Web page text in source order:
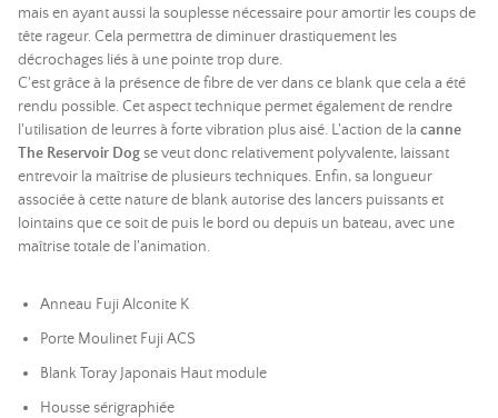
mais en ayant aussi la souplesse nécessaire pour amortir les coups de
tête rageur. Cela permettra de diminuer drastiquement les
décrochages liés à une pointe trop dure.
C'est grâce à la présence de fibre de ver dans ce blank que cela a été
rendu possible. Cet aspect technique permet également de rendre
l'utilisation de leurres à forte vibration plus aisé. L'action de la canne
The Reservoir Dogse veut donc relativement polyvalente, laissant
entrevoir la maîtrise de plusieurs techniques. Enfin, sa longueur
associée à cette nature de blank autorise des lancers puissants et
lointains que ce soit de puis le bord ou depuis un bateau, avec une
maîtrise totale de l'animation.
Anneau Fuji Alconite K
Porte Moulinet Fuji ACS
Blank Toray Japonais Haut module
Housse sérigraphiée